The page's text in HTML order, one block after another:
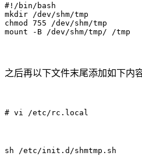
#!/bin/bash
mkdir /dev/shm/tmp
chmod 755 /dev/shm/tmp
mount -B /dev/shm/tmp/ /tmp
之后再以下文件末尾添加如下内容
# vi /etc/rc.local
sh /etc/init.d/shmtmp.sh